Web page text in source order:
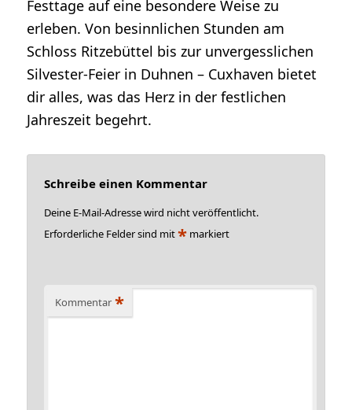
Festtage auf eine besondere Weise zu
erleben. Von besinnlichen Stunden am
Schloss Ritzebüttel bis zur unvergesslichen
Silvester-Feier in Duhnen – Cuxhaven bietet
dir alles, was das Herz in der festlichen
Jahreszeit begehrt.
Schreibe einen Kommentar
Deine E-Mail-Adresse wird nicht veröffentlicht.
Erforderliche Felder sind mit* markiert
Kommentar *